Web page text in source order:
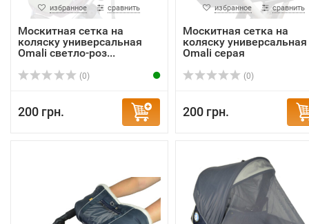
избранное сравнить
Москитная сетка на
коляску универсальная
Omali светло-роз...
(0)
200 грн.
избранное сравнить
Москитная сетка на
коляску универсальная
Omali серая
(0)
200 грн.